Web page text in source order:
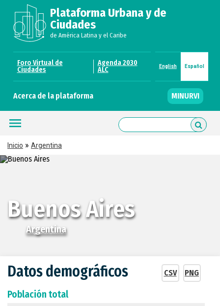
contenido
principal
Plataforma Urbana y de
Ciudades
de América Latina y el Caribe
Preheader
Links
Foro Virtual de
Ciudades
Agenda 2030
ALC
Preheader
About
Acerca de la plataforma MINURVI
English Español

menu
Sobrescribir
ayuda
navegación
Inicio Argentina
Buenos Aires
Argentina
Datos demográficos CSV PNG
Población total